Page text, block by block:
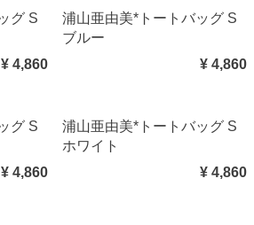
グ S
¥ 4,860
浦山亜由美*トートバッグ S
ブルー
¥ 4,860
グ S
¥ 4,860
浦山亜由美*トートバッグ S
ホワイト
¥ 4,860